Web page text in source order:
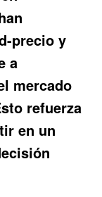
precio y
a
mercado
refuerza
en un